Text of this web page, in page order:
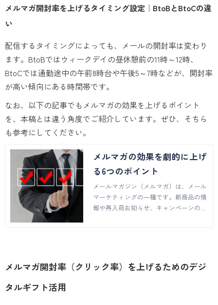
メルマガ開封率を上げるタイミング設定｜BtoBとBtoCの違
い
配信するタイミングによっても、メールの開封率は変わり
ます。BtoBではウィークデイの昼休憩前の11時～12時、
BtoCでは通勤途中の午前8時台や午後5～7時などが、開封率
が高い傾向にある時間帯です。
なお、以下の記事でもメルマガの効果を上げるポイント
を、本稿とは違う角度でご紹介しています。ぜひ、そちら
も参考にしてください。
メルマガの効果を劇的に上げ
る6つのポイント
メールマガジン（メルマガ）は、メール
マーケティングの一種です。新商品の情
報や再入荷お知らせ、キャンペーンの告
メルマガ開封率（クリック率）を上げるためのデジ
タルギフト活用